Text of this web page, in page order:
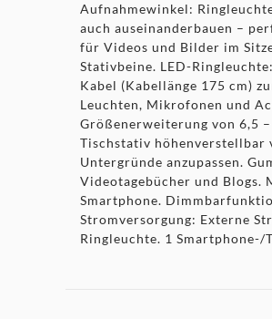
Aufnahmewinkel:
auch auseinanderbauen –
für Videos und Bilder im
Stativbeine. LED-
Kabel (Kabellänge 175 cm)
Leuchten, Mikrofonen und
Größenerweiterung von 6,5
Tischstativ höhenverstellbar
Untergründe anzupassen.
Videotagebücher und Blogs.
Smartphone.
Stromversorgung: Externe
Ringleuchte. 1